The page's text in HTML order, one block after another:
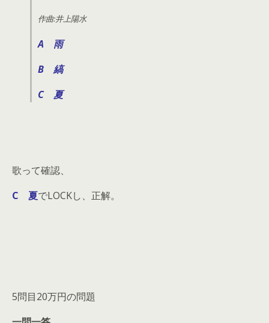
作曲:井上陽水
A 雨
B 縞
C 夏
歌って確認、
C 夏でLOCKし、正解。
5問目20万円の問題